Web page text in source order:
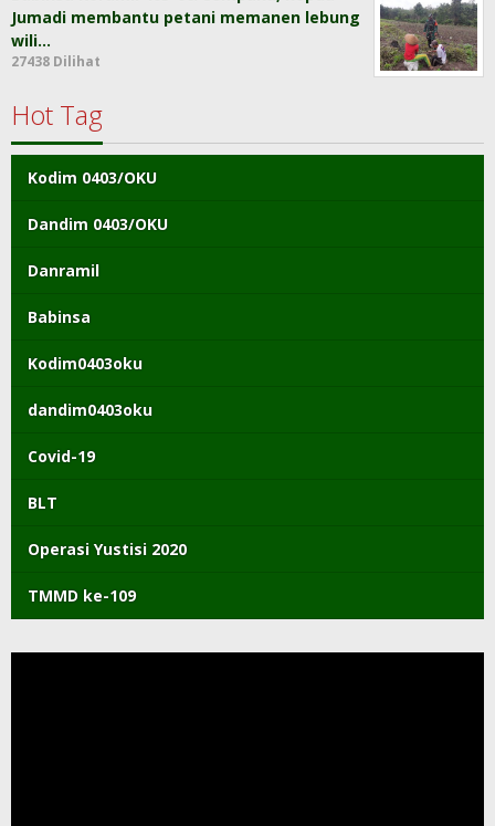
Jumadi membantu petani memanen lebung
wili…
27438 Dilihat
Hot Tag
Kodim 0403/OKU
Dandim 0403/OKU
Danramil
Babinsa
Kodim0403oku
dandim0403oku
Covid-19
BLT
Operasi Yustisi 2020
TMMD ke-109